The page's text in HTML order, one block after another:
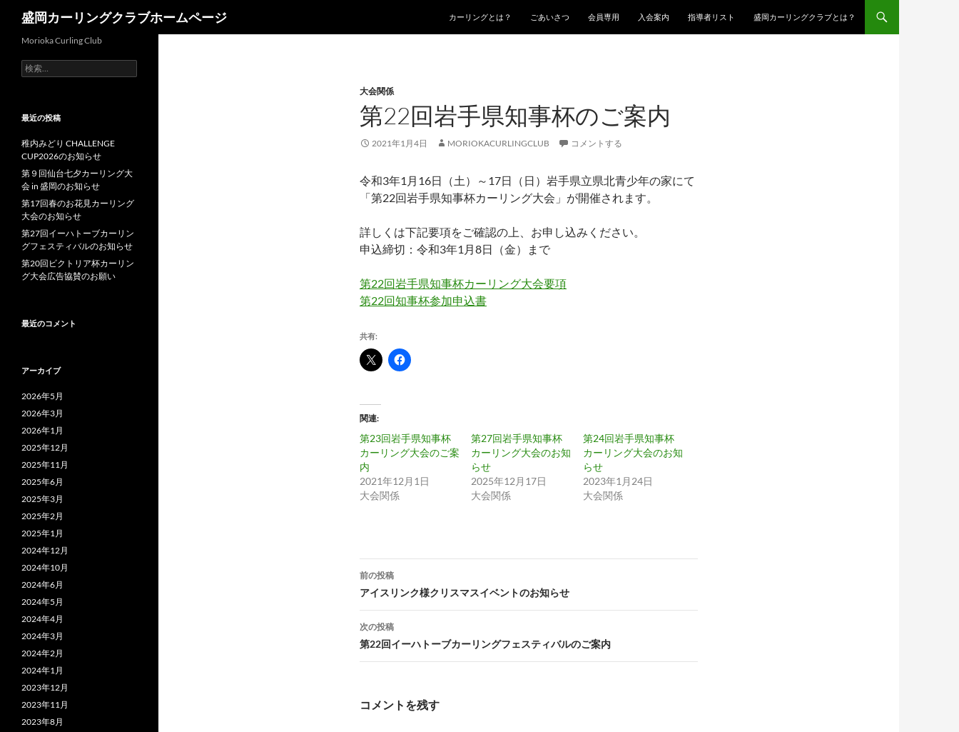
盛岡カーリングクラブホームページ カーリングとは？ ごあいさつ 会員専用 入会案内 指導者リスト 盛岡カーリングクラブとは？
大会関係
第22回岩手県知事杯のご案内
2021年1月4日 MORIOKACURLINGCLUB コメントする
令和3年1月16日（土）～17日（日）岩手県立県北青少年の家にて
「第22回岩手県知事杯カーリング大会」が開催されます。
詳しくは下記要項をご確認の上、お申し込みください。
申込締切：令和3年1月8日（金）まで
第22回岩手県知事杯カーリング大会要項
第22回知事杯参加申込書
共有:
関連
第23回岩手県知事杯
カーリング大会のご案
内
2021年12月1日
大会関係
第27回岩手県知事杯
カーリング大会のお知
らせ
2025年12月17日
大会関係
第24回岩手県知事杯
カーリング大会のお知
らせ
2023年1月24日
大会関係
投
稿
ナ
ビ
ゲ
前の投稿
アイスリンク様クリスマスイベントのお知らせ
次の投稿
第22回イーハトーブカーリングフェスティバルのご案内
コメントを残す
Morioka Curling Club
検
索:
最近の投稿
稚内みどり CHALLENGE
CUP2026のお知らせ
第９回仙台七夕カーリング大
会 in 盛岡のお知らせ
第17回春のお花見カーリング
大会のお知らせ
第27回イーハトーブカーリン
グフェスティバルのお知らせ
第20回ビクトリア杯カーリン
グ大会広告協賛のお願い
最近のコメント
アーカイブ
2026年5月
2026年3月
2026年1月
2025年12月
2025年11月
2025年6月
2025年3月
2025年2月
2025年1月
2024年12月
2024年10月
2024年6月
2024年5月
2024年4月
2024年3月
2024年2月
2024年1月
2023年12月
2023年11月
2023年8月